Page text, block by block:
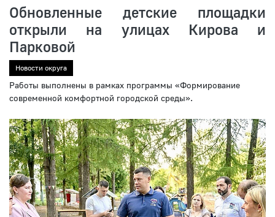
Обновленные детские площадки
открыли на улицах Кирова и
Парковой
Новости округа
Работы выполнены в рамках программы «Формирование
современной комфортной городской среды».